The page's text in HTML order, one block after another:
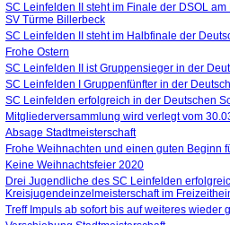
SC Leinfelden II steht im Finale der DSOL
SV Türme Billerbeck
SC Leinfelden II steht im Halbfinale der
Frohe Ostern
SC Leinfelden II ist Gruppensieger in der
SC Leinfelden I Gruppenfünfter in der
SC Leinfelden erfolgreich in der Deutschen
Mitgliederversammlung wird verlegt vom
Absage Stadtmeisterschaft
Frohe Weihnachten und einen guten Beginn
Keine Weihnachtsfeier 2020
Drei Jugendliche des SC Leinfelden
Kreisjugendeinzelmeisterschaft im
Treff Impuls ab sofort bis auf weiteres wieder